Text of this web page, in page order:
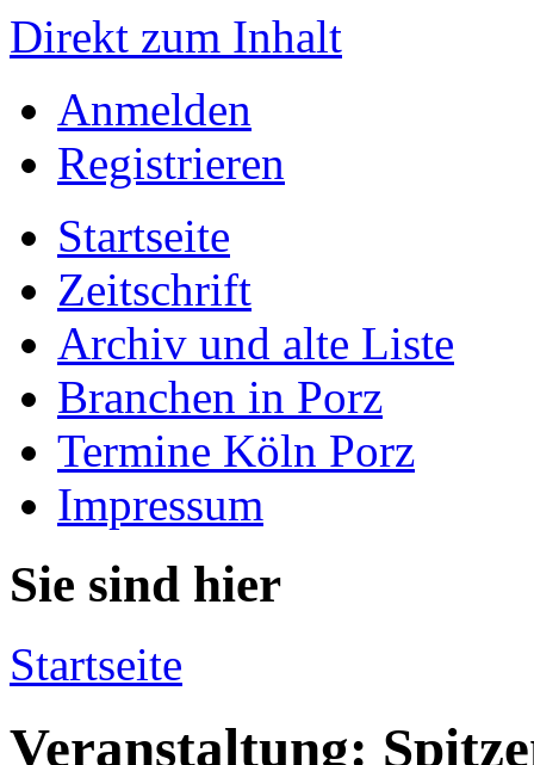
Direkt zum Inhalt
Anmelden
Registrieren
Startseite
Zeitschrift
Archiv und alte Liste
Branchen in Porz
Termine Köln Porz
Impressum
Sie sind hier
Startseite
Veranstaltung: